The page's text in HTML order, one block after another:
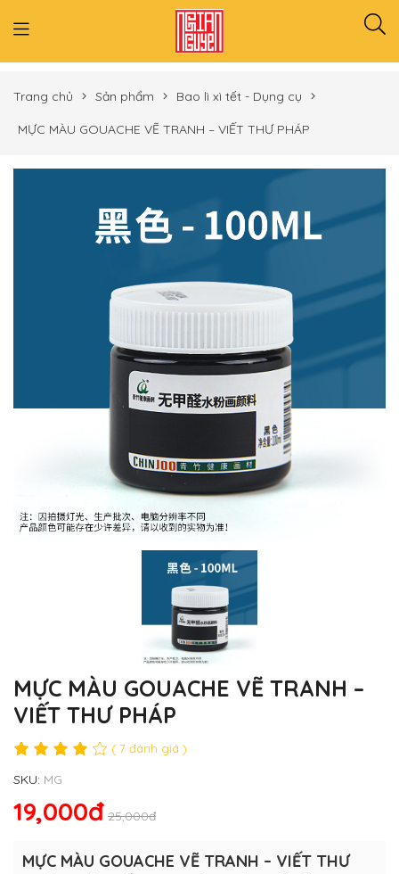
Trang chủ Sản phẩm Bao lì xì tết - Dụng cụ
MỰC MÀU GOUACHE VẼ TRANH – VIẾT THƯ PHÁP
MỰC MÀU GOUACHE VẼ TRANH –
VIẾT THƯ PHÁP
( 7 đánh giá )
SKU: MG
19,000đ 25,000đ
MỰC MÀU GOUACHE VẼ TRANH – VIẾT THƯ